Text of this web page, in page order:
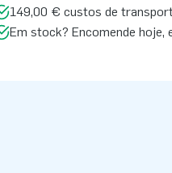
149,00 € custos de
Em stock? Encomende hoje,